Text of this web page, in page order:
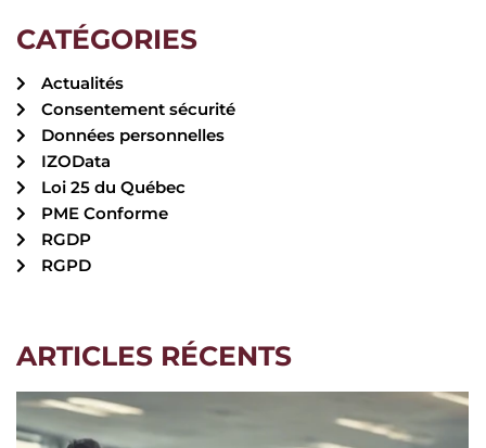
CATÉGORIES
Actualités
Consentement sécurité
Données personnelles
IZOData
Loi 25 du Québec
PME Conforme
RGDP
RGPD
ARTICLES RÉCENTS